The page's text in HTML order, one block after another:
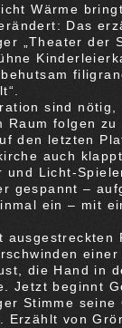
Wärme
Das
„Theater der
sind nötig,
Raum folgen zu
den letzten
auch
und Licht-
gespannt –
ein – mit
ausgestreckten
einer
die Hand in
Jetzt beginnt
Stimme seine
Erzählt von